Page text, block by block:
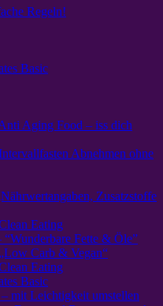
Regeln!
Basic
Aging Food – iss dich
Abnehmen ohne
Zusatzstoffe
Eating
Fette & Öle”
Carb & Vegan“
Eating
Basic
mit Leichtigkeit umstellen